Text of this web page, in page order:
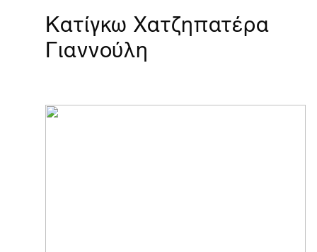
Κατίγκω Χατζηπατέρα
Γιαννούλη